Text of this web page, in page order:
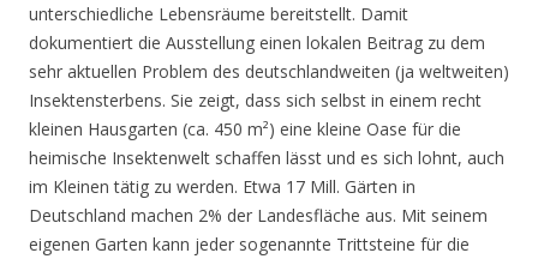
unterschiedliche Lebensräume bereitstellt. Damit
dokumentiert die Ausstellung einen lokalen Beitrag zu dem
sehr aktuellen Problem des deutschlandweiten (ja weltweiten)
Insektensterbens. Sie zeigt, dass sich selbst in einem recht
kleinen Hausgarten (ca. 450 m²) eine kleine Oase für die
heimische Insektenwelt schaffen lässt und es sich lohnt, auch
im Kleinen tätig zu werden. Etwa 17 Mill. Gärten in
Deutschland machen 2% der Landesfläche aus. Mit seinem
eigenen Garten kann jeder sogenannte Trittsteine für die